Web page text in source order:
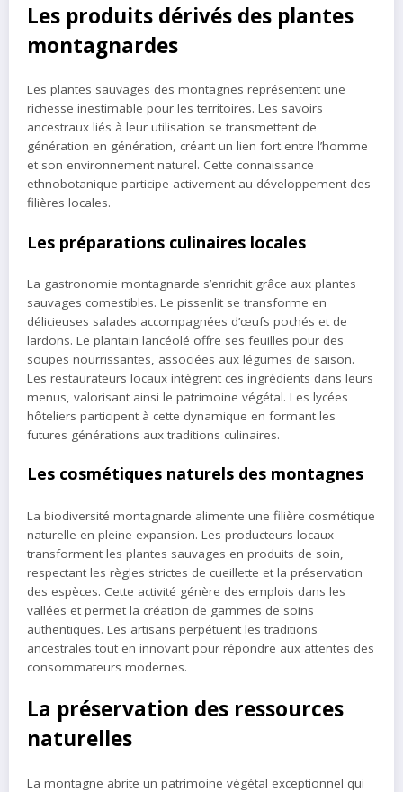
Les produits dérivés des plantes
montagnardes
Les plantes sauvages des montagnes représentent une
richesse inestimable pour les territoires. Les savoirs
ancestraux liés à leur utilisation se transmettent de
génération en génération, créant un lien fort entre l’homme
et son environnement naturel. Cette connaissance
ethnobotanique participe activement au développement des
filières locales.
Les préparations culinaires locales
La gastronomie montagnarde s’enrichit grâce aux plantes
sauvages comestibles. Le pissenlit se transforme en
délicieuses salades accompagnées d’œufs pochés et de
lardons. Le plantain lancéolé offre ses feuilles pour des
soupes nourrissantes, associées aux légumes de saison.
Les restaurateurs locaux intègrent ces ingrédients dans leurs
menus, valorisant ainsi le patrimoine végétal. Les lycées
hôteliers participent à cette dynamique en formant les
futures générations aux traditions culinaires.
Les cosmétiques naturels des montagnes
La biodiversité montagnarde alimente une filière cosmétique
naturelle en pleine expansion. Les producteurs locaux
transforment les plantes sauvages en produits de soin,
respectant les règles strictes de cueillette et la préservation
des espèces. Cette activité génère des emplois dans les
vallées et permet la création de gammes de soins
authentiques. Les artisans perpétuent les traditions
ancestrales tout en innovant pour répondre aux attentes des
consommateurs modernes.
La préservation des ressources
naturelles
La montagne abrite un patrimoine végétal exceptionnel qui